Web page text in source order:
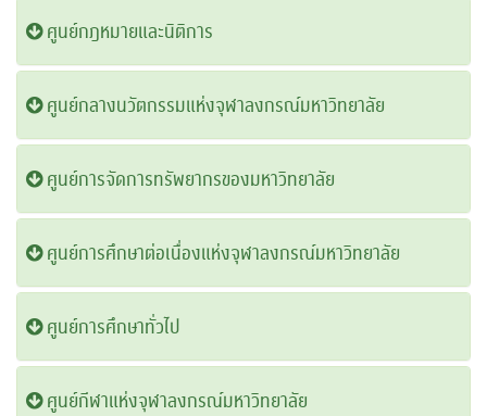
ศูนย์กฎหมายและนิติการ
ศูนย์กลางนวัตกรรมแห่งจุฬาลงกรณ์มหาวิทยาลัย
ศูนย์การจัดการทรัพยากรของมหาวิทยาลัย
ศูนย์การศึกษาต่อเนื่องแห่งจุฬาลงกรณ์มหาวิทยาลัย
ศูนย์การศึกษาทั่วไป
ศูนย์กีฬาแห่งจุฬาลงกรณ์มหาวิทยาลัย